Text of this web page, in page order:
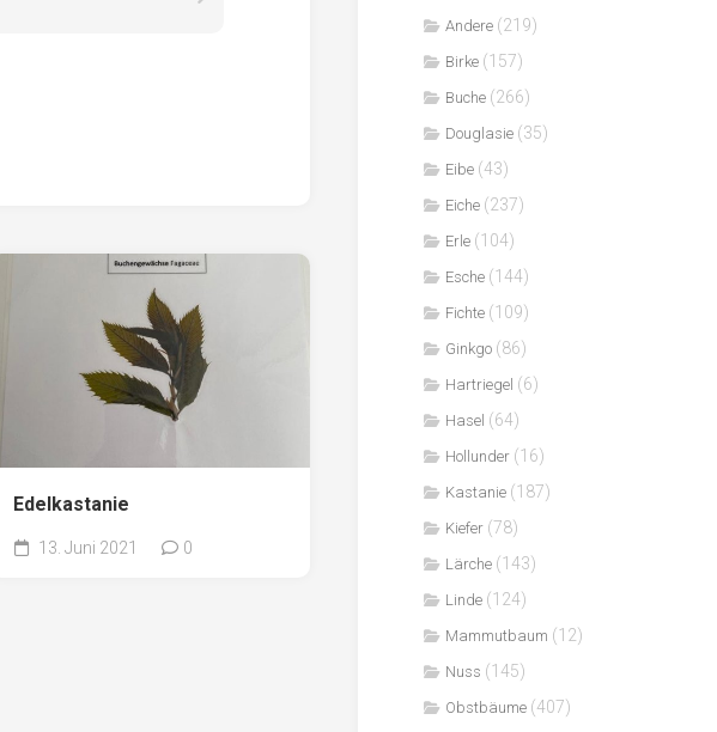
Edelkastanie
13. Juni 2021 0
Andere (219)
Birke (157)
Buche (266)
Douglasie (35)
Eibe (43)
Eiche (237)
Erle (104)
Esche (144)
Fichte (109)
Ginkgo (86)
Hartriegel (6)
Hasel (64)
Hollunder (16)
Kastanie (187)
Kiefer (78)
Lärche (143)
Linde (124)
Mammutbaum (12)
Nuss (145)
Obstbäume (407)